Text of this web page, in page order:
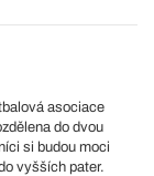
asociace
do dvou
si budou moci
vyšších pater.